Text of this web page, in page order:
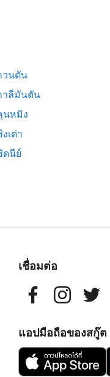
วนตัน
าลีมันตัน
นหมิง
งเต่า
ดนีย์
เชื่อมต่อ
แอปมือถือของสกู๊ต